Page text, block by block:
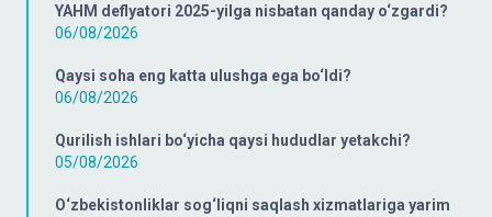
YAHM deflyatori 2025-yilga nisbatan qanday o‘zgardi?
06/08/2026
Qaysi soha eng katta ulushga ega bo‘ldi?
06/08/2026
Qurilish ishlari bo‘yicha qaysi hududlar yetakchi?
05/08/2026
O‘zbekistonliklar sog‘liqni saqlash xizmatlariga yarim